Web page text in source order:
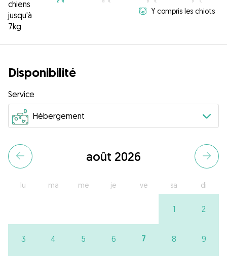
chiens
jusqu'à
7kg
Y compris les chiots
Disponibilité
Service
août 2026
lu ma me je ve sa di
1 2
3 4 5 6 7 8 9